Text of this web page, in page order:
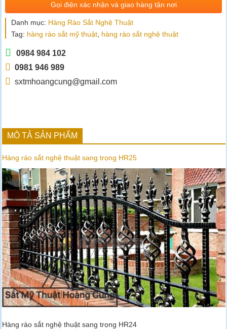
Gọi điện xác nhận và giao hàng tận nơi
Danh mục: Hàng Rào Sắt Nghệ Thuật
Tag: hàng rào sắt mỹ thuật, hàng rào sắt nghệ thuật
0984 984 102
0981 946 989
sxtmhoangcung@gmail.com
MÔ TẢ SẢN PHẨM
Hàng rào sắt nghệ thuật sang trọng HR25
Hàng rào sắt nghệ thuật sang trọng HR24